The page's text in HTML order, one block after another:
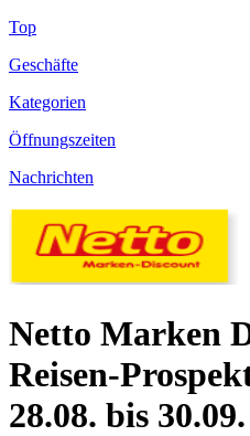
Top
Geschäfte
Kategorien
Öffnungszeiten
Nachrichten
Netto Marken
Reisen-
28.08. bis 30.09.